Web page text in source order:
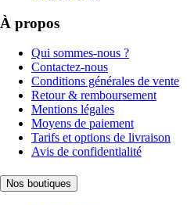
À propos
Qui sommes-nous ?
Contactez-nous
Conditions générales de vente
Retour & remboursement
Mentions légales
Moyens de paiement
Tarifs et options de livraison
Avis de confidentialité
Nos boutiques